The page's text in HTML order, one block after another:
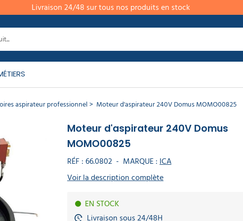
Livraison 24/48 sur tous nos produits en stock
aspirateur professionnel Moteur d'aspirateur 240V Domus MOMO00825
Moteur d'aspirateur 240V Domus
MOMO00825
RÉF :66.0802 - MARQUE :ICA
Voir la description complète
EN STOCK
Livraison sous 24/48H